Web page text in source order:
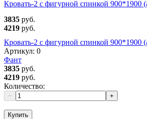
Кровать-2 с фигурной спинкой 900*1900
3835 руб.
4219 руб.
Кровать-2 с фигурной спинкой 900*1900
Артикул: 0
Фант
3835 руб.
4219 руб.
Количество:
− +
Купить